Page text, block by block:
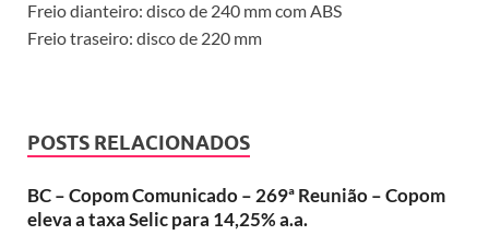
Freio dianteiro: disco de 240 mm com ABS
Freio traseiro: disco de 220 mm
POSTS RELACIONADOS
BC – Copom Comunicado – 269ª Reunião – Copom
eleva a taxa Selic para 14,25% a.a.